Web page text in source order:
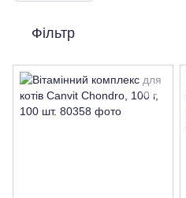
Фільтр